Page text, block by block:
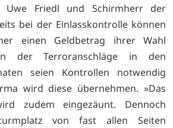
Uwe Friedl und Schirmherr der
bei der Einlasskontrolle können
einen Geldbetrag ihrer Wahl
der Terroranschläge in den
seien Kontrollen notwendig
wird diese übernehmen. »Das
zudem eingezäunt. Dennoch
von fast allen Seiten